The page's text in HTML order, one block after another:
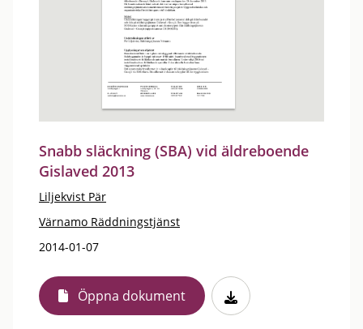
Snabb släckning (SBA) vid äldreboende
Gislaved 2013
Liljekvist Pär
Värnamo Räddningstjänst
2014-01-07
Öppna dokument